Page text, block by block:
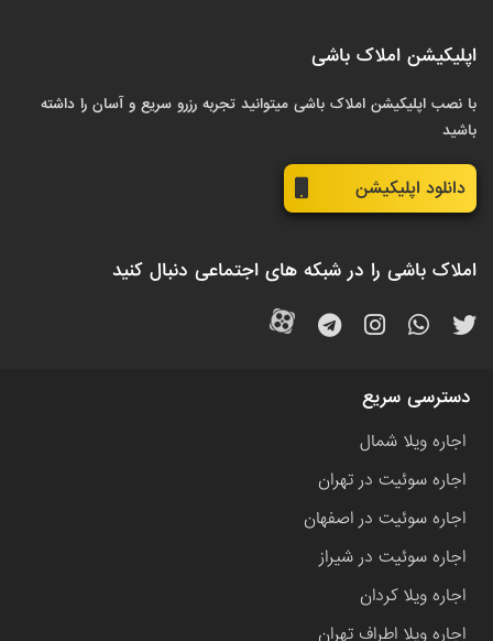
اپلیکیشن املاک باشی
با نصب اپلیکیشن املاک باشی میتوانید تجربه رزرو سریع و آسان را داشته
باشید
دانلود اپلیکیشن
املاک باشی را در شبکه های اجتماعی دنبال کنید
دسترسی سریع
اجاره ویلا شمال
اجاره سوئیت در تهران
اجاره سوئیت در اصفهان
اجاره سوئیت در شیراز
اجاره ویلا کردان
اجاره ویلا اطراف تهران